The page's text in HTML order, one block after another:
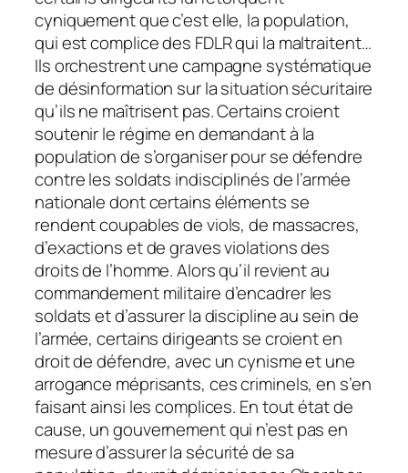
cyniquement que c’est elle, la population,
qui est complice des FDLR qui la maltraitent…
Ils orchestrent une campagne systématique
de désinformation sur la situation sécuritaire
qu’ils ne maîtrisent pas. Certains croient
soutenir le régime en demandant à la
population de s’organiser pour se défendre
contre les soldats indisciplinés de l’armée
nationale dont certains éléments se
rendent coupables de viols, de massacres,
d’exactions et de graves violations des
droits de l’homme. Alors qu’il revient au
commandement militaire d’encadrer les
soldats et d’assurer la discipline au sein de
l’armée, certains dirigeants se croient en
droit de défendre, avec un cynisme et une
arrogance méprisants, ces criminels, en s’en
faisant ainsi les complices. En tout état de
cause, un gouvernement qui n’est pas en
mesure d’assurer la sécurité de sa